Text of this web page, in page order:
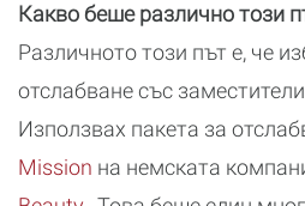
Какво беше различно този
Различното този път е, че
отслабване със
Използвах пакета за
Mission на немската